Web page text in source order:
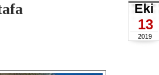
Eki
13
2019